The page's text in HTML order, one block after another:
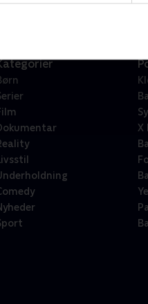
Livsstil
X